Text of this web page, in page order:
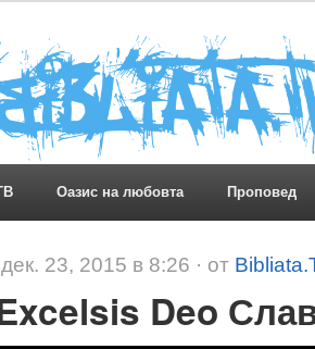
Оазис на любовта Проповед
23, 2015 в 8:26 · от
Deo